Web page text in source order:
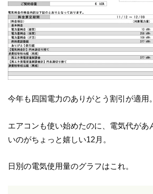
今年も四国電力のありがとう割引が適用。
エアコンも使い始めたのに、電気代があ
いのがちょっと嬉しい12月。
日別の電気使用量のグラフはこれ。